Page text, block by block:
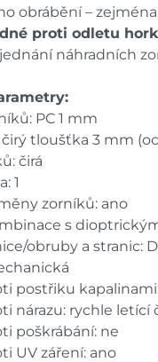
obrábění –
proti odletu
náhradních
PC 1 mm
čirý tloušťka 3 mm
čirá
1
zorníků: ano
s
obruby a stranic:
postřiku
nárazu: rychle letící
poškrábání: ne
UV záření: ano